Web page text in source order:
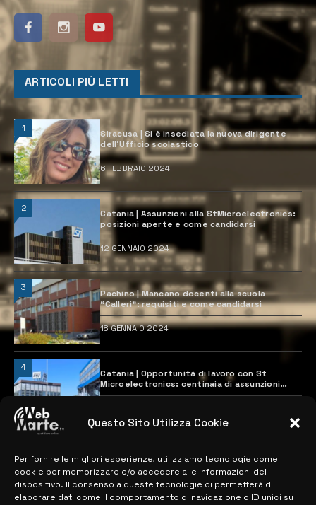
Questo Sito Utilizza Cookie
Per fornire le migliori esperienze, utilizziamo tecnologie come i
cookie per memorizzare e/o accedere alle informazioni del
dispositivo. Il consenso a queste tecnologie ci permetterà di
elaborare dati come il comportamento di navigazione o ID unici su
ARTICOLI PIÙ LETTI
1
Siracusa | Si è insediata la nuova dirigente
dell’Ufficio scolastico
6 FEBBRAIO 2024
2
Catania | Assunzioni alla StMicroelectronics:
posizioni aperte e come candidarsi
12 GENNAIO 2024
3
Pachino | Mancano docenti alla scuola
“Calleri”: requisiti e come candidarsi
18 GENNAIO 2024
4
Catania | Opportunità di lavoro con St
Microelectronics: centinaia di assunzioni
previste
MAPPA DEL SITO
> NOTIZIE